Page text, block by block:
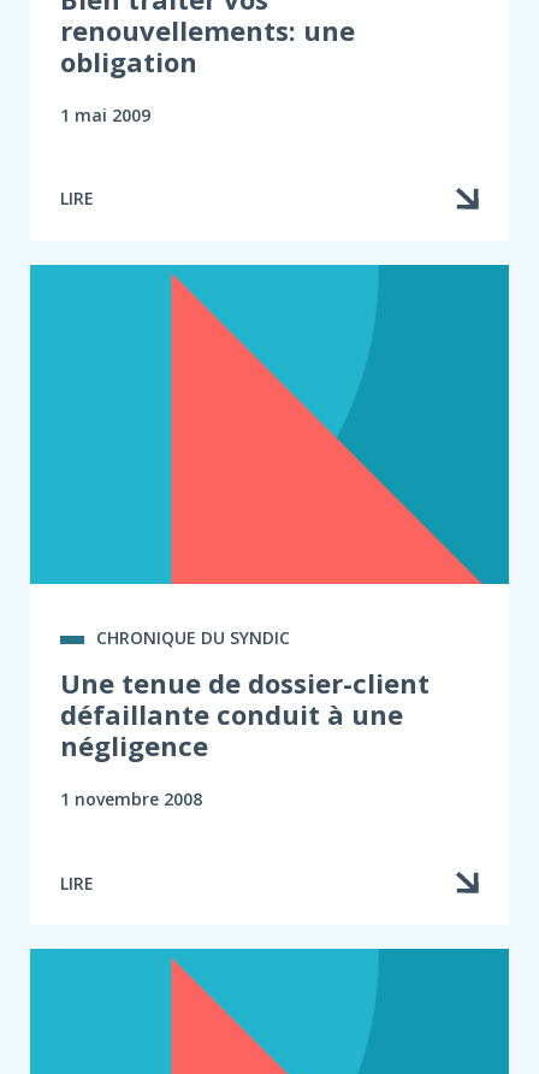
renouvellements: une
obligation
1 mai 2009
LIRE
CHRONIQUE DU SYNDIC
Une tenue de dossier-client
défaillante conduit à une
négligence
1 novembre 2008
LIRE